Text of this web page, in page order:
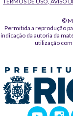
©
Permitida a reprodução
indicação da autoria da
utilização